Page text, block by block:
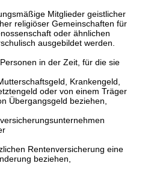
Mitglieder geistlicher
religiöser Gemeinschaften für
oder ähnlichen
ausgebildet werden.
in der Zeit, für die sie
Krankengeld,
oder von einem Träger
Übergangsgeld beziehen,
Rentenversicherung eine
beziehen,